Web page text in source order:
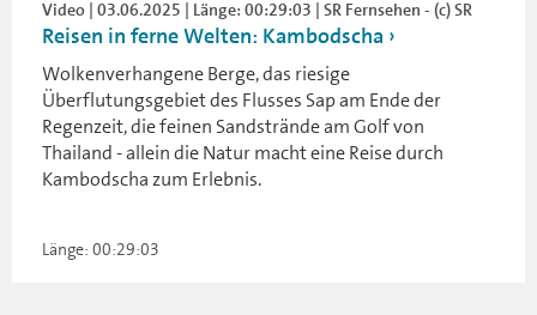
Video | 03.06.2025 | Länge: 00:29:03 | SR Fernsehen - (c) SR
Reisen in ferne Welten: Kambodscha
Wolkenverhangene Berge, das riesige
Überflutungsgebiet des Flusses Sap am Ende der
Regenzeit, die feinen Sandstrände am Golf von
Thailand - allein die Natur macht eine Reise durch
Kambodscha zum Erlebnis.
Länge: 00:29:03